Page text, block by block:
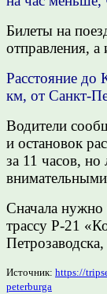
Билеты на
отправления, а
Расстояние
км, от Санкт-
Водители
и остановок
за 11 часов,
Сначала нужно
трассу Р-21
Источник: https://
peterburga